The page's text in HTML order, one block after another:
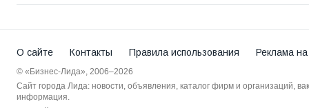
О сайте Контакты Правила использования Реклама
© «Бизнес-Лида», 2006–2026
Сайт города Лида: новости, объявления, каталог фирм и организаций,
информация.